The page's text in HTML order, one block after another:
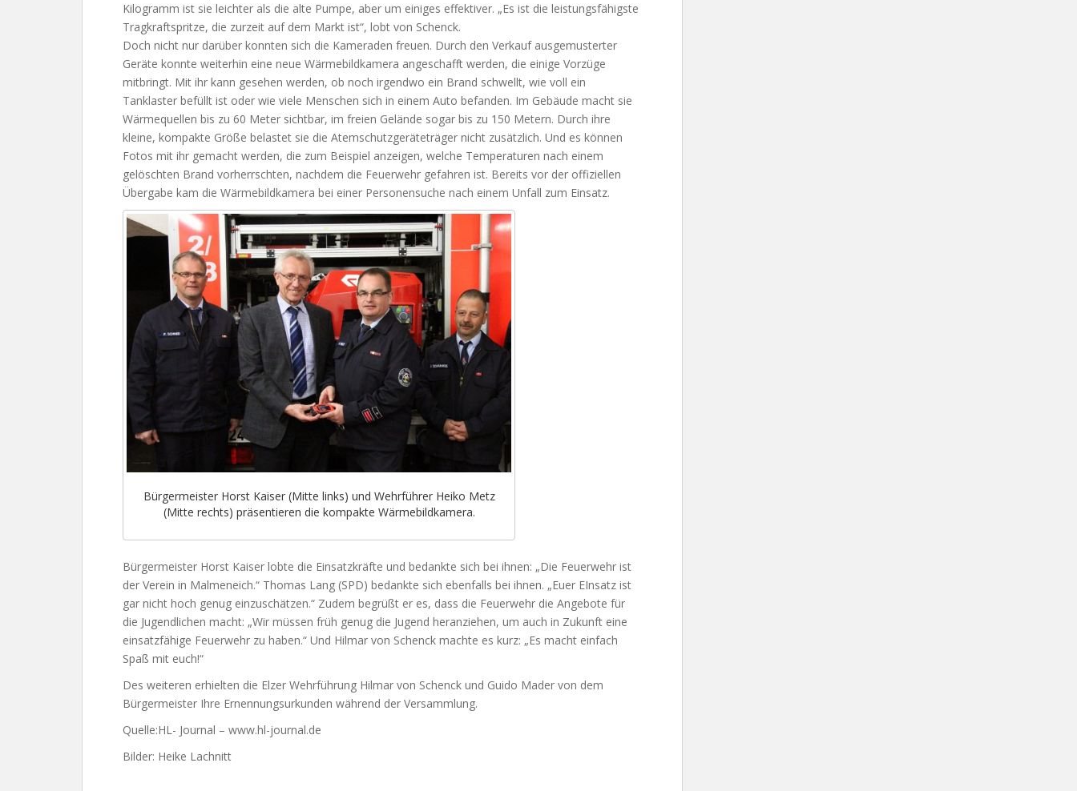
Kilogramm ist sie leichter als die alte Pumpe, aber um einiges effektiver. „Es ist die leistungsfähigste
Tragkraftspritze, die zurzeit auf dem Markt ist“, lobt von Schenck.
Doch nicht nur darüber konnten sich die Kameraden freuen. Durch den Verkauf ausgemusterter
Geräte konnte weiterhin eine neue Wärmebildkamera angeschafft werden, die einige Vorzüge
mitbringt. Mit ihr kann gesehen werden, ob noch irgendwo ein Brand schwellt, wie voll ein
Tanklaster befüllt ist oder wie viele Menschen sich in einem Auto befanden. Im Gebäude macht sie
Wärmequellen bis zu 60 Meter sichtbar, im freien Gelände sogar bis zu 150 Metern. Durch ihre
kleine, kompakte Größe belastet sie die Atemschutzgeräteträger nicht zusätzlich. Und es können
Fotos mit ihr gemacht werden, die zum Beispiel anzeigen, welche Temperaturen nach einem
gelöschten Brand vorherrschten, nachdem die Feuerwehr gefahren ist. Bereits vor der offiziellen
Übergabe kam die Wärmebildkamera bei einer Personensuche nach einem Unfall zum Einsatz.
Bürgermeister Horst Kaiser (Mitte links) und Wehrführer Heiko Metz
(Mitte rechts) präsentieren die kompakte Wärmebildkamera.
Bürgermeister Horst Kaiser lobte die Einsatzkräfte und bedankte sich bei ihnen: „Die Feuerwehr ist
der Verein in Malmeneich.“ Thomas Lang (SPD) bedankte sich ebenfalls bei ihnen. „Euer EInsatz ist
gar nicht hoch genug einzuschätzen.“ Zudem begrüßt er es, dass die Feuerwehr die Angebote für
die Jugendlichen macht: „Wir müssen früh genug die Jugend heranziehen, um auch in Zukunft eine
einsatzfähige Feuerwehr zu haben.“ Und Hilmar von Schenck machte es kurz: „Es macht einfach
Spaß mit euch!“
Des weiteren erhielten die Elzer Wehrführung Hilmar von Schenck und Guido Mader von dem
Bürgermeister Ihre Ernennungsurkunden während der Versammlung.
Quelle:HL- Journal – www.hl-journal.de
Bilder: Heike Lachnitt